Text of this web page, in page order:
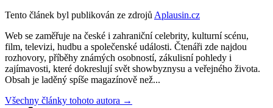
Tento článek byl publikován ze zdrojů Aplausin.cz
Web se zaměřuje na české i zahraniční celebrity, kulturní scénu,
film, televizi, hudbu a společenské události. Čtenáři zde najdou
rozhovory, příběhy známých osobností, zákulisní pohledy i
zajímavosti, které dokreslují svět showbyznysu a veřejného života.
Obsah je laděný spíše magazínově než...
Všechny články tohoto autora →